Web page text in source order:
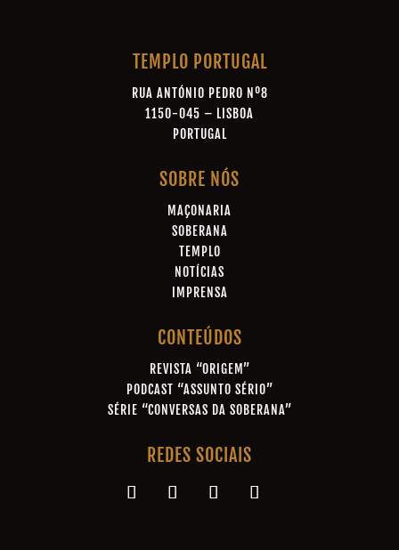
TEMPLO PORTUGAL
RUA ANTÓNIO PEDRO Nº8
1150-045 – LISBOA
PORTUGAL
SOBRE NÓS
MAÇONARIA
SOBERANA
TEMPLO
NOTÍCIAS
IMPRENSA
CONTEÚDOS
REVISTA “ORIGEM”
PODCAST “ASSUNTO SÉRIO”
SÉRIE “CONVERSAS DA SOBERANA”
REDES SOCIAIS